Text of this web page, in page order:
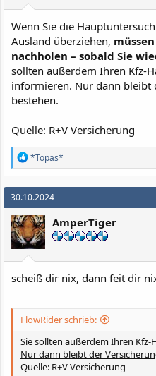
Wenn Sie die
Ausland überziehen,
nachholen – sobald Sie
sollten außerdem Ihren Kfz-
informieren. Nur dann bleibt
bestehen.
Quelle: R+V Versicherung
R
e
a
k
t
i
o
n
e
n
*Topas*
30.10.2024
AmperTiger
scheiß dir nix, dann feit dir
FlowRider schrieb:
Sie sollten außerdem Ihren
Nur dann bleibt der
Quelle: R+V Versicherung